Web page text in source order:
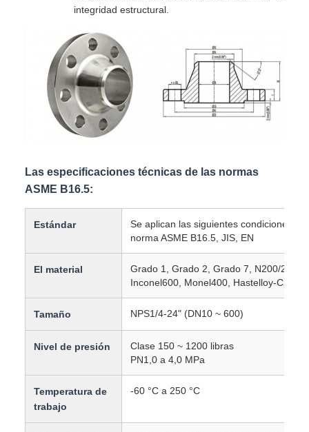
integridad estructural.
Las especificaciones técnicas de las normas
ASME B16.5:
Estándar
Se aplican las siguientes condiciones:9,
norma ASME B16.5, JIS, EN
El material
Grado 1, Grado 2, Grado 7, N200/201,
Inconel600, Monel400, Hastelloy-C276
Tamaño NPS1/4-24" (DN10 ~ 600)
Nivel de presión
Clase 150 ~ 1200 libras
PN1,0 a 4,0 MPa
Temperatura de
trabajo
-60 °C a 250 °C